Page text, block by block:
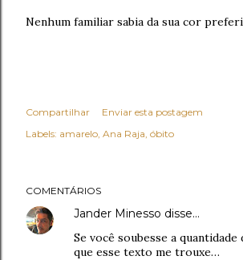
Nenhum familiar sabia da sua cor
Compartilhar
Enviar esta postagem
Labels: amarelo Ana Raja óbito
COMENTÁRIOS
Jander Minesso disse…
Se você soubesse a quantidade
que esse texto me trouxe…